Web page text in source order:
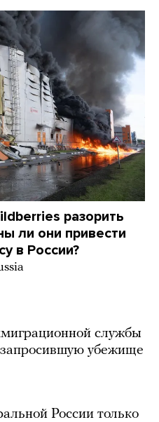
разорить
ли они привести
в России?
службы
убежище
России только